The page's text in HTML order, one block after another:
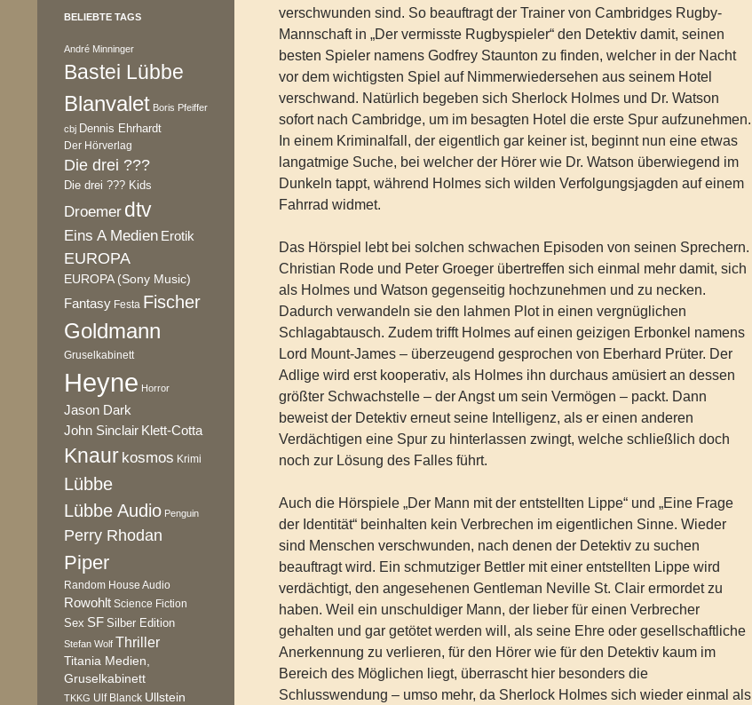
verschwunden sind. So beauftragt der Trainer von Cambridges Rugby-
Mannschaft in „Der vermisste Rugbyspieler“ den Detektiv damit, seinen
besten Spieler namens Godfrey Staunton zu finden, welcher in der Nacht
vor dem wichtigsten Spiel auf Nimmerwiedersehen aus seinem Hotel
verschwand. Natürlich begeben sich Sherlock Holmes und Dr. Watson
sofort nach Cambridge, um im besagten Hotel die erste Spur aufzunehmen.
In einem Kriminalfall, der eigentlich gar keiner ist, beginnt nun eine etwas
langatmige Suche, bei welcher der Hörer wie Dr. Watson überwiegend im
Dunkeln tappt, während Holmes sich wilden Verfolgungsjagden auf einem
Fahrrad widmet.
Das Hörspiel lebt bei solchen schwachen Episoden von seinen Sprechern.
Christian Rode und Peter Groeger übertreffen sich einmal mehr damit, sich
als Holmes und Watson gegenseitig hochzunehmen und zu necken.
Dadurch verwandeln sie den lahmen Plot in einen vergnüglichen
Schlagabtausch. Zudem trifft Holmes auf einen geizigen Erbonkel namens
Lord Mount-James – überzeugend gesprochen von Eberhard Prüter. Der
Adlige wird erst kooperativ, als Holmes ihn durchaus amüsiert an dessen
größter Schwachstelle – der Angst um sein Vermögen – packt. Dann
beweist der Detektiv erneut seine Intelligenz, als er einen anderen
Verdächtigen eine Spur zu hinterlassen zwingt, welche schließlich doch
noch zur Lösung des Falles führt.
Auch die Hörspiele „Der Mann mit der entstellten Lippe“ und „Eine Frage
der Identität“ beinhalten kein Verbrechen im eigentlichen Sinne. Wieder
sind Menschen verschwunden, nach denen der Detektiv zu suchen
beauftragt wird. Ein schmutziger Bettler mit einer entstellten Lippe wird
verdächtigt, den angesehenen Gentleman Neville St. Clair ermordet zu
haben. Weil ein unschuldiger Mann, der lieber für einen Verbrecher
gehalten und gar getötet werden will, als seine Ehre oder gesellschaftliche
Anerkennung zu verlieren, für den Hörer wie für den Detektiv kaum im
Bereich des Möglichen liegt, überrascht hier besonders die
Schlusswendung – umso mehr, da Sherlock Holmes sich wieder einmal als
BELIEBTE TAGS
André Minninger
Bastei Lübbe
Blanvalet Boris Pfeiffer
cbj Dennis Ehrhardt
Der Hörverlag
Die drei ???
Die drei ??? Kids
Droemer dtv
Eins A Medien Erotik
EUROPA
EUROPA (Sony Music)
Fantasy Festa Fischer
Goldmann
Gruselkabinett
Heyne Horror
Jason Dark
John Sinclair Klett-Cotta
Knaur kosmos Krimi
Lübbe
Lübbe Audio Penguin
Perry Rhodan
Piper
Random House Audio
Rowohlt Science Fiction
Sex SF Silber Edition
Stefan Wolf Thriller
Titania Medien,
Gruselkabinett
TKKG Ulf Blanck Ullstein